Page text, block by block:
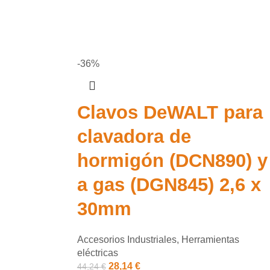
-36%
Clavos DeWALT para
clavadora de
hormigón (DCN890) y
a gas (DGN845) 2,6 x
30mm
Accesorios Industriales, Herramientas
eléctricas
44,24€ 28,14 €